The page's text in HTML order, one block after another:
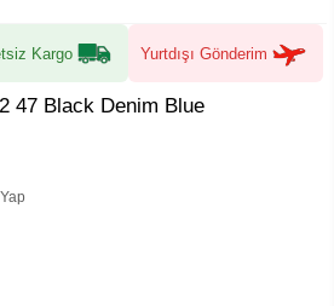
Kargo Yurtdışı Gönderim
47 Black Denim Blue